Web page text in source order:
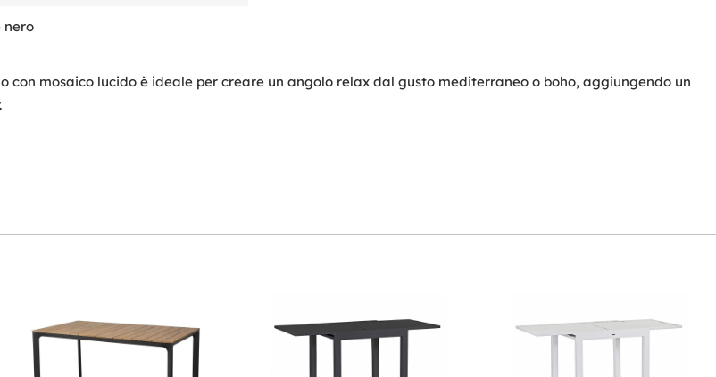
nero
mosaico lucido è ideale per creare un angolo relax dal gusto mediterraneo o boho, aggiungendo un